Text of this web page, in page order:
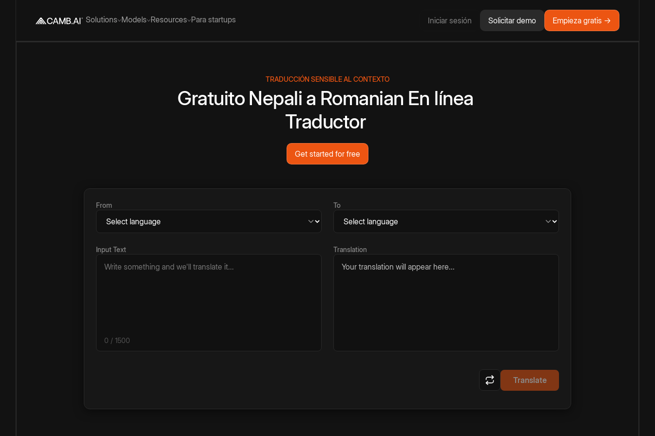
Solutions Models Resources Para startups Iniciar sesión Solicitar demo Empieza gratis →
TRADUCCIÓN SENSIBLE AL CONTEXTO
Gratuito Nepali a Romanian En línea
Traductor
Get started for free
From To
Input Text
0 / 1500
Translation
Your translation will appear here...
Translate